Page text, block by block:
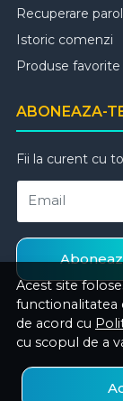
Acest site
functionalitatea
de acord cu
cu scopul de a
Recuperare
Istoric comenzi
Produse favorite
ABONEAZA-
Fii la curent cu
Email